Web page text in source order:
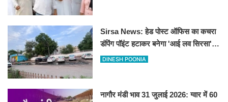
Sirsa News: हेड पोस्ट ऑफिस का कचरा
डंपिंग पॉइंट हटाकर बनेगा 'आई लव सिरसा'
सेल्फी पॉइंट
DINESH POONIA
नागौर मंडी भाव 31 जुलाई 2026: ग्वार में 60